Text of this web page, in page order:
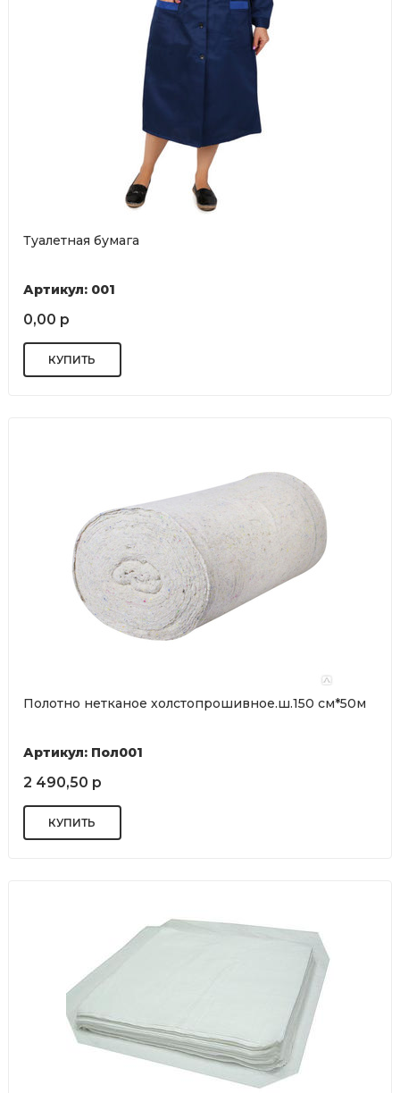
Туалетная бумага
Артикул: 001
0,00 р
Полотно нетканое холстопрошивное.ш.150 см*50м
Артикул: Пол001
2 490,50 р